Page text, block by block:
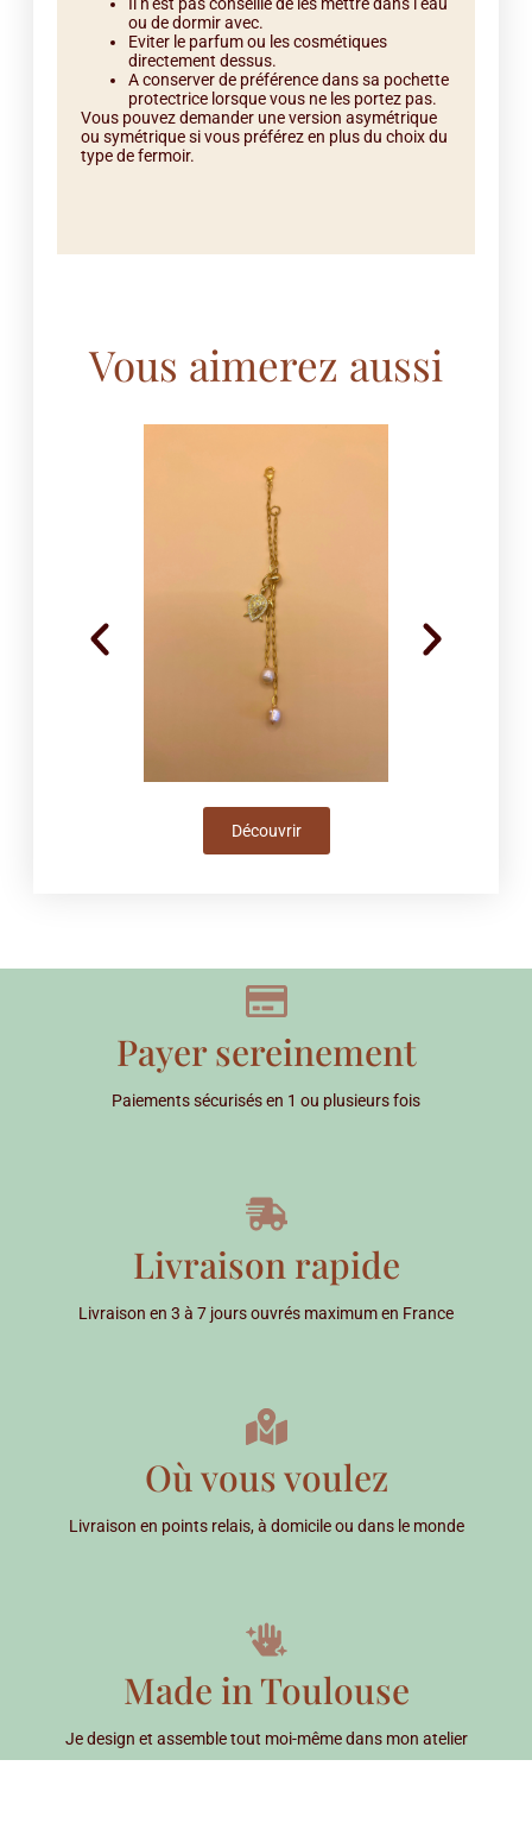
Il n’est pas conseillé de les mettre dans l’eau
ou de dormir avec.
Eviter le parfum ou les cosmétiques
directement dessus.
A conserver de préférence dans sa pochette
protectrice lorsque vous ne les portez pas.
Vous pouvez demander une version asymétrique
ou symétrique si vous préférez en plus du choix du
type de fermoir.
Vous aimerez aussi
Découvrir
Payer sereinement
Paiements sécurisés en 1 ou plusieurs fois
Livraison rapide
Livraison en 3 à 7 jours ouvrés maximum en France
Où vous voulez
Livraison en points relais, à domicile ou dans le monde
Made in Toulouse
Je design et assemble tout moi-même dans mon atelier